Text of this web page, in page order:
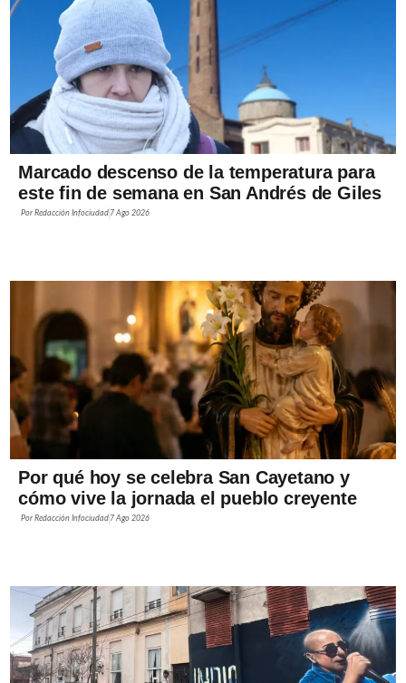
Marcado descenso de la temperatura para
este fin de semana en San Andrés de Giles
PorRedacción Infociudad 7 Ago 2026
Por qué hoy se celebra San Cayetano y
cómo vive la jornada el pueblo creyente
PorRedacción Infociudad 7 Ago 2026